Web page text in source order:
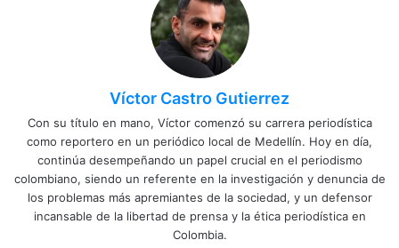
Víctor Castro Gutierrez
Con su título en mano, Víctor comenzó su carrera periodística
como reportero en un periódico local de Medellín. Hoy en día,
continúa desempeñando un papel crucial en el periodismo
colombiano, siendo un referente en la investigación y denuncia de
los problemas más apremiantes de la sociedad, y un defensor
incansable de la libertad de prensa y la ética periodística en
Colombia.